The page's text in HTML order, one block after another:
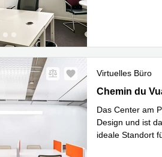
Virtuelles Büro
Chemin du
Chemin du
Das Center am
Design und ist
ideale Standort